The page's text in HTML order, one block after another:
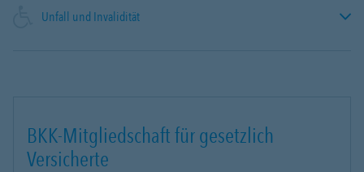
Unfall und Invalidität
BKK-Mitgliedschaft für gesetzlich
Versicherte